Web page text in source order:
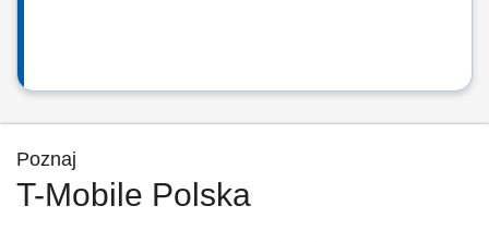
Poznaj
T-Mobile Polska